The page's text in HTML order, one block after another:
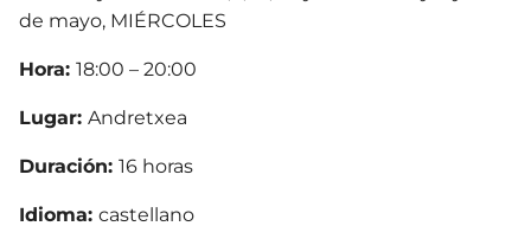
de mayo, MIÉRCOLES
Hora: 18:00 – 20:00
Lugar: Andretxea
Duración: 16 horas
Idioma: castellano